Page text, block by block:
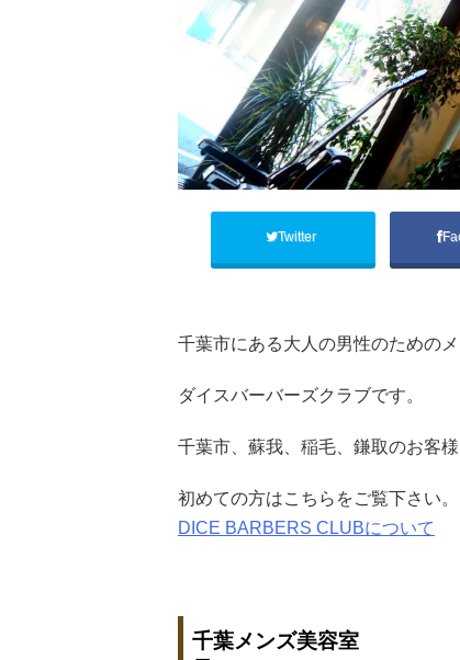
Twitter
千葉市にある大人の男性のための
ダイスバーバーズクラブです。
千葉市、蘇我、稲毛、鎌取のお客
初めての方はこちらをご覧下さい。
DICE BARBERS CLUBについて
千葉メンズ美容室